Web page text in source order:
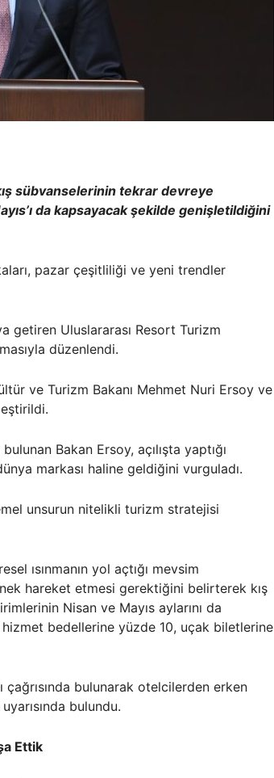
sübvanselerinin tekrar devreye
da kapsayacak şekilde genişletildiğini
pazar çeşitliliği ve yeni trendler
getiren Uluslararası Resort Turizm
düzenlendi.
ve Turizm Bakanı Mehmet Nuri Ersoy ve
Bakan Ersoy, açılışta yaptığı
markası haline geldiğini vurguladı.
unsurun nitelikli turizm stratejisi
ısınmanın yol açtığı mevsim
hareket etmesi gerektiğini belirterek kış
Nisan ve Mayıs aylarını da
bedellerine yüzde 10, uçak biletlerine
bulunarak otelcilerden erken
bulundu.
Ettik